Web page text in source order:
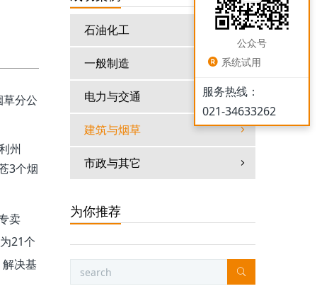
分公
州
3个烟
卖
21个
决基
石油化工
一般制造
电力与交通
建筑与烟草
市政与其它
为你推荐
公众号
系统试用
服务热线：
021-34633262